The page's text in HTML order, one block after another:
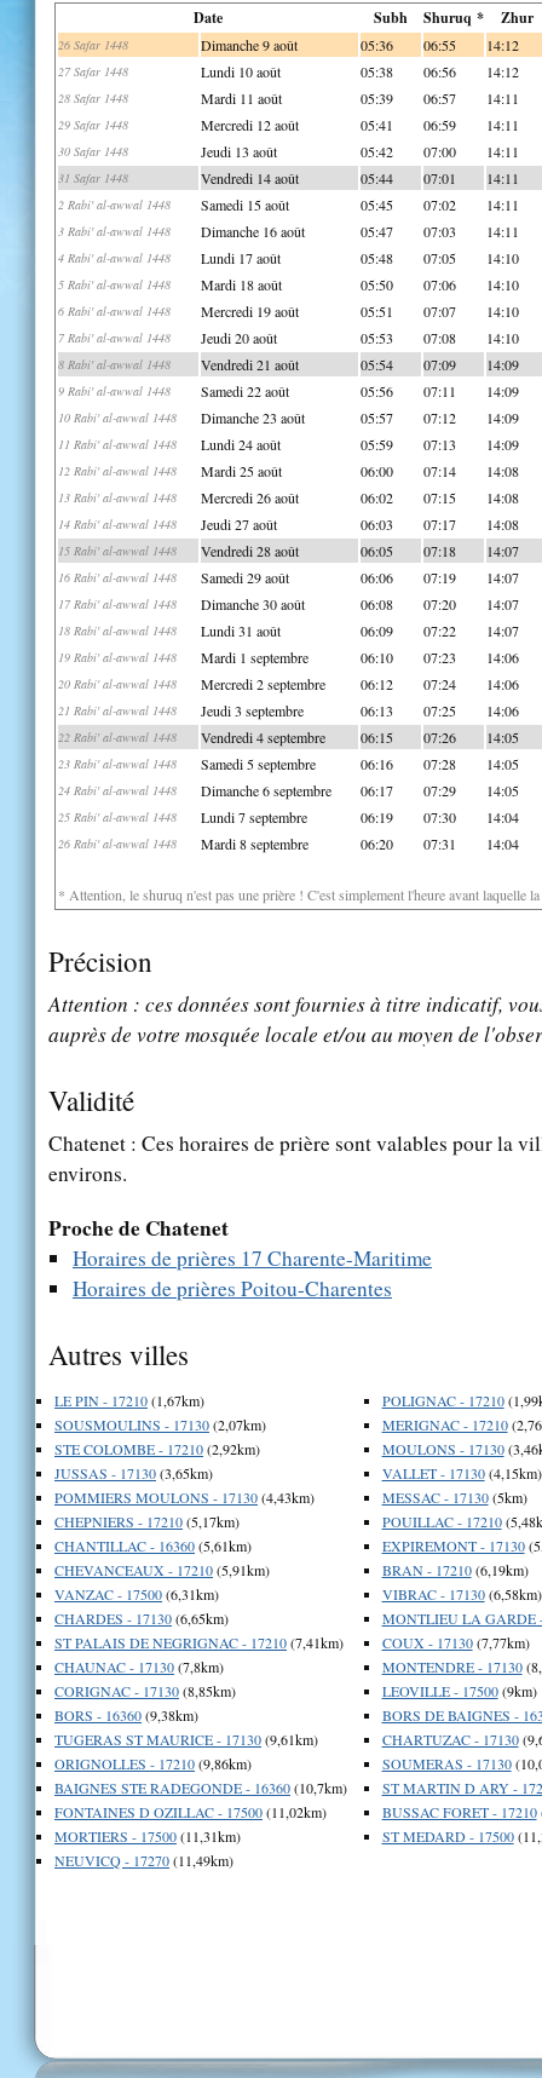
Date Subh Shuruq * Zhur
26 Safar 1448 Dimanche 9 août 05:36 06:55 14:12
27 Safar 1448 Lundi 10 août 05:38 06:56 14:12
28 Safar 1448 Mardi 11 août 05:39 06:57 14:11
29 Safar 1448 Mercredi 12 août 05:41 06:59 14:11
30 Safar 1448 Jeudi 13 août 05:42 07:00 14:11
31 Safar 1448 Vendredi 14 août 05:44 07:01 14:11
2 Rabi' al-awwal 1448 Samedi 15 août 05:45 07:02 14:11
3 Rabi' al-awwal 1448 Dimanche 16 août 05:47 07:03 14:11
4 Rabi' al-awwal 1448 Lundi 17 août 05:48 07:05 14:10
5 Rabi' al-awwal 1448 Mardi 18 août 05:50 07:06 14:10
6 Rabi' al-awwal 1448 Mercredi 19 août 05:51 07:07 14:10
7 Rabi' al-awwal 1448 Jeudi 20 août 05:53 07:08 14:10
8 Rabi' al-awwal 1448 Vendredi 21 août 05:54 07:09 14:09
9 Rabi' al-awwal 1448 Samedi 22 août 05:56 07:11 14:09
10 Rabi' al-awwal 1448 Dimanche 23 août 05:57 07:12 14:09
11 Rabi' al-awwal 1448 Lundi 24 août 05:59 07:13 14:09
12 Rabi' al-awwal 1448 Mardi 25 août 06:00 07:14 14:08
13 Rabi' al-awwal 1448 Mercredi 26 août 06:02 07:15 14:08
14 Rabi' al-awwal 1448 Jeudi 27 août 06:03 07:17 14:08
15 Rabi' al-awwal 1448 Vendredi 28 août 06:05 07:18 14:07
16 Rabi' al-awwal 1448 Samedi 29 août 06:06 07:19 14:07
17 Rabi' al-awwal 1448 Dimanche 30 août 06:08 07:20 14:07
18 Rabi' al-awwal 1448 Lundi 31 août 06:09 07:22 14:07
19 Rabi' al-awwal 1448 Mardi 1 septembre 06:10 07:23 14:06
20 Rabi' al-awwal 1448 Mercredi 2 septembre 06:12 07:24 14:06
21 Rabi' al-awwal 1448 Jeudi 3 septembre 06:13 07:25 14:06
22 Rabi' al-awwal 1448 Vendredi 4 septembre 06:15 07:26 14:05
23 Rabi' al-awwal 1448 Samedi 5 septembre 06:16 07:28 14:05
24 Rabi' al-awwal 1448 Dimanche 6 septembre 06:17 07:29 14:05
25 Rabi' al-awwal 1448 Lundi 7 septembre 06:19 07:30 14:04
26 Rabi' al-awwal 1448 Mardi 8 septembre 06:20 07:31 14:04
* Attention, le shuruq n'est pas une prière ! C'est simplement l'heure avant laquelle
Précision
Attention : ces données sont fournies à titre indicatif,
auprès de votre mosquée locale et/ou au moyen de
Validité
Chatenet : Ces horaires de prière sont valables pour la
environs.
Proche de Chatenet
Horaires de prières 17 Charente-Maritime
Horaires de prières Poitou-Charentes
Autres villes
LE PIN - 17210(1,67km)
SOUSMOULINS - 17130(2,07km)
STE COLOMBE - 17210(2,92km)
JUSSAS - 17130(3,65km)
POMMIERS MOULONS - 17130(4,43km)
CHEPNIERS - 17210(5,17km)
CHANTILLAC - 16360(5,61km)
CHEVANCEAUX - 17210(5,91km)
VANZAC - 17500(6,31km)
CHARDES - 17130(6,65km)
ST PALAIS DE NEGRIGNAC - 17210(7,41km)
CHAUNAC - 17130(7,8km)
CORIGNAC - 17130(8,85km)
BORS - 16360(9,38km)
TUGERAS ST MAURICE - 17130(9,61km)
ORIGNOLLES - 17210(9,86km)
BAIGNES STE RADEGONDE - 16360(10,7km)
FONTAINES D OZILLAC - 17500(11,02km)
MORTIERS - 17500(11,31km)
NEUVICQ - 17270(11,49km)
POLIGNAC - 17210
MERIGNAC - 17210
MOULONS - 17130
VALLET - 17130(4,15km)
MESSAC - 17130(5km)
POUILLAC - 17210
EXPIREMONT - 17130
BRAN - 17210(6,19km)
VIBRAC - 17130(6,58km)
MONTLIEU LA GARDE
COUX - 17130(7,77km)
MONTENDRE - 17130
LEOVILLE - 17500(9km)
BORS DE BAIGNES -
CHARTUZAC - 17130
SOUMERAS - 17130
ST MARTIN D ARY -
BUSSAC FORET - 17210
ST MEDARD - 17500